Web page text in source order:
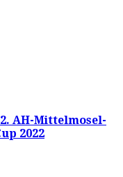
AH-Mittelmosel-
2022